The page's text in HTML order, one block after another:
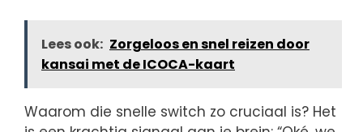
Lees ook: Zorgeloos en snel reizen door
kansai met de ICOCA-kaart
Waarom die snelle switch zo cruciaal is? Het